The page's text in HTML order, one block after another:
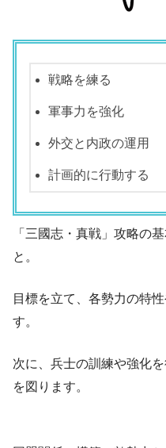
戦略を練る
軍事力を強化
外交と内政の運用
計画的に行動する
「三國志・真戦」攻略の
と。
目標を立て、各勢力の特
す。
次に、兵士の訓練や強化
を図ります。